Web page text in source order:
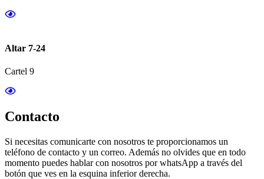
Altar 7-24
Cartel 9
Contacto
Si necesitas comunicarte con nosotros te proporcionamos un
teléfono de contacto y un correo. Además no olvides que en todo
momento puedes hablar con nosotros por whatsApp a través del
botón que ves en la esquina inferior derecha.